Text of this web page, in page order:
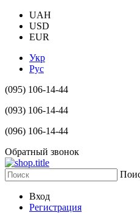
UAH
USD
EUR
Укр
Рус
(095) 106-14-44
(093) 106-14-44
(096) 106-14-44
Обратный звонок
Вход
Регистрация